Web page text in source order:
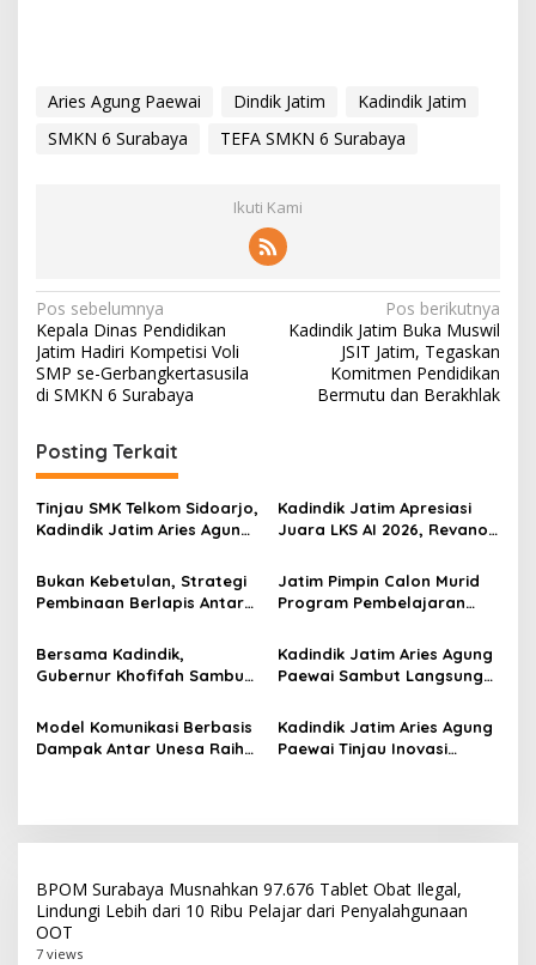
Aries Agung Paewai Dindik Jatim
Kadindik Jatim
SMKN 6 Surabaya
TEFA SMKN 6 Surabaya
Ikuti Kami
N
a
v
g
a
s
p
o
s
Pos sebelumnya
Kepala Dinas Pendidikan
Jatim Hadiri Kompetisi Voli
SMP se-Gerbangkertasusila
di SMKN 6 Surabaya
Pos berikutnya
Kadindik Jatim Buka Muswil
JSIT Jatim, Tegaskan
Komitmen Pendidikan
Bermutu dan Berakhlak
Posting Terkait
Tinjau SMK Telkom Sidoarjo,
Kadindik Jatim Aries Agung
Representatif Tingkatkan
Kualitas Pembelajaran
Kadindik Jatim Apresiasi
Juara LKS AI 2026, Revano
dari Gubernur Khofifah
Bukan Kebetulan, Strategi
Pembinaan Berlapis Antar
Juara Umum LKS Nasional
Jatim Pimpin Calon Murid
Program Pembelajaran
ATS Lolos Verifikasi dan
Siap Belajar
Bersama Kadindik,
Gubernur Khofifah Sambut
Umum LKS Dikmen Nasional
2026 di Grahadi
Kadindik Jatim Aries Agung
Paewai Sambut Langsung
Dikmen Nasional 2026 di
Pasar Turi
Model Komunikasi Berbasis
Dampak Antar Unesa Raih
Kadindik Jatim Aries Agung
Paewai Tinjau Inovasi
BPOM Surabaya Musnahkan 97.676 Tablet Obat Ilegal,
Lindungi Lebih dari 10 Ribu Pelajar dari Penyalahgunaan
OOT
7 views